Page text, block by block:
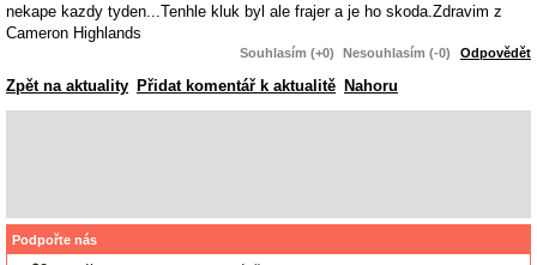
nekape kazdy tyden...Tenhle kluk byl ale frajer a je ho skoda.Zdravim z
Cameron Highlands
Souhlasím (+0) Nesouhlasím (-0) Odpovědět
Zpět na aktuality Přidat komentář k aktualitě Nahoru
Podpořte nás